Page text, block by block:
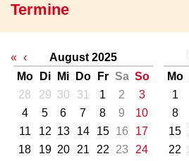
Termine
« ‹
August 2025
Mo
Di Mi Do Fr Sa So
28
29 30 31 1 2
3
4
5 6 7 8 9
10
11
12 13 14 15 16
17
18
19 20 21 22 23
24
Mo
1
8
15
22